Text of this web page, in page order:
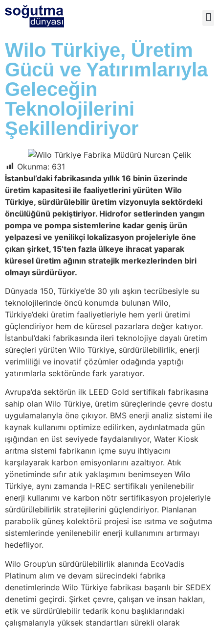
Wilo Türkiye, Üretim
Gücü ve Yatırımlarıyla
Geleceğin
Teknolojilerini
Şekillendiriyor
Okunma: 631
İstanbul’daki fabrikasında yıllık 16 binin üzerinde
üretim kapasitesi ile faaliyetlerini yürüten Wilo
Türkiye, sürdürülebilir üretim vizyonuyla sektördeki
öncülüğünü pekiştiriyor. Hidrofor setlerinden yangın
pompa ve pompa sistemlerine kadar geniş ürün
yelpazesi ve yenilikçi lokalizasyon projeleriyle öne
çıkan şirket, 15’ten fazla ülkeye ihracat yaparak
küresel üretim ağının stratejik merkezlerinden biri
olmayı sürdürüyor.
Dünyada 150, Türkiye’de 30 yılı aşkın tecrübesiyle su
teknolojilerinde öncü konumda bulunan Wilo,
Türkiye’deki üretim faaliyetleriyle hem yerli üretimi
güçlendiriyor hem de küresel pazarlara değer katıyor.
İstanbul’daki fabrikasında ileri teknolojiye dayalı üretim
süreçleri yürüten Wilo Türkiye, sürdürülebilirlik, enerji
verimliliği ve inovatif çözümler odağında yaptığı
yatırımlarla sektöründe fark yaratıyor.
Avrupa’da sektörün ilk LEED Gold sertifikalı fabrikasına
sahip olan Wilo Türkiye, üretim süreçlerinde çevre dostu
uygulamalarıyla öne çıkıyor. BMS enerji analiz sistemi ile
kaynak kullanımı optimize edilirken, aydınlatmada gün
ışığından en üst seviyede faydalanılıyor, Water Kiosk
arıtma sistemi fabrikanın içme suyu ihtiyacını
karşılayarak karbon emisyonlarını azaltıyor. Atık
yönetiminde sıfır atık yaklaşımını benimseyen Wilo
Türkiye, aynı zamanda I-REC sertifikalı yenilenebilir
enerji kullanımı ve karbon nötr sertifikasyon projeleriyle
sürdürülebilirlik stratejilerini güçlendiriyor. Planlanan
parabolik güneş kolektörü projesi ise ısıtma ve soğutma
sistemlerinde yenilenebilir enerji kullanımını artırmayı
hedefliyor.
Wilo Group’un sürdürülebilirlik alanında EcoVadis
Platinum alım ve devam sürecindeki fabrika
denetimlerinde Wilo Türkiye fabrikası başarılı bir SEDEX
denetimi geçirdi. Şirket çevre, çalışan ve insan hakları,
etik ve sürdürülebilir tedarik konu başlıklarındaki
çalışmalarıyla yüksek standartları sürekli olarak